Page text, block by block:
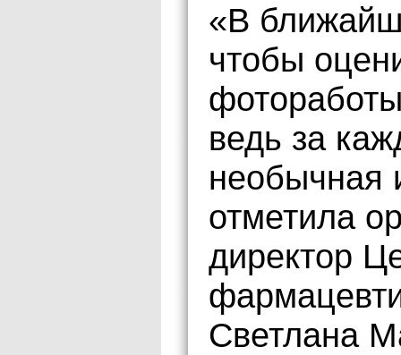
«В
чтобы
ведь за
необычная
отметила
директор
Светлана